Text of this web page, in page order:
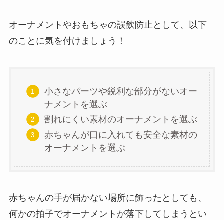
オーナメントやおもちゃの誤飲防止として、以下
のことに気を付けましょう！
小さなパーツや鋭利な部分がないオー
ナメントを選ぶ
割れにくい素材のオーナメントを選ぶ
赤ちゃんが口に入れても安全な素材の
オーナメントを選ぶ
赤ちゃんの手が届かない場所に飾ったとしても、
何かの拍子でオーナメントが落下してしまうとい